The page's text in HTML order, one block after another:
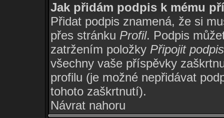
Jak přidám podpis k mému
Přidat podpis znamená, že si
přes stránku Profil. Podpis
zatržením položky Připojit podpis
všechny vaše příspěvky
profilu (je možné nepřidávat
tohoto zaškrtnutí).
Návrat nahoru